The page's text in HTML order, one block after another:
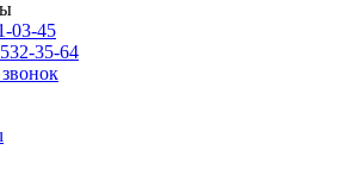
03-45
35-64
звонок